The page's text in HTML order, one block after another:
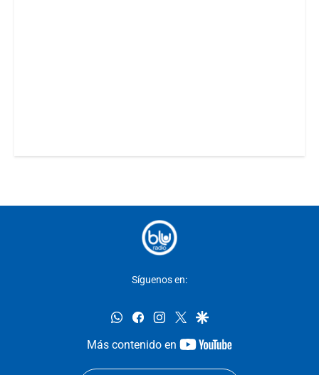
Síguenos en:
whatsappfacebookinstagram
twittergoogle
Más contenido en
youtube-